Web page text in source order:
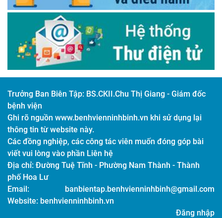
Trưởng Ban Biên Tập: BS.CKII.Chu Thị Giang - Giám đốc
bệnh viện
Ghi rõ nguồn www.benhvienninhbinh.vn khi sử dụng lại
thông tin từ website này.
Các đồng nghiệp, các công tác viên muốn đóng góp bài
viết vui lòng vào phần Liên hệ
Địa chỉ: Đường Tuệ Tĩnh - Phường Nam Thành - Thành
phố Hoa Lư
Email:
banbientap.benhvienninhbinh@gmail.com
Website: benhvienninhbinh.vn
Đăng nhập